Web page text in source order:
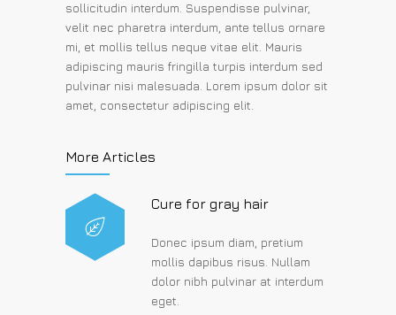
sollicitudin interdum. Suspendisse pulvinar,
velit nec pharetra interdum, ante tellus ornare
mi, et mollis tellus neque vitae elit. Mauris
adipiscing mauris fringilla turpis interdum sed
pulvinar nisi malesuada. Lorem ipsum dolor sit
amet, consectetur adipiscing elit.
More Articles
Cure for gray hair
Donec ipsum diam, pretium
mollis dapibus risus. Nullam
dolor nibh pulvinar at interdum
eget.